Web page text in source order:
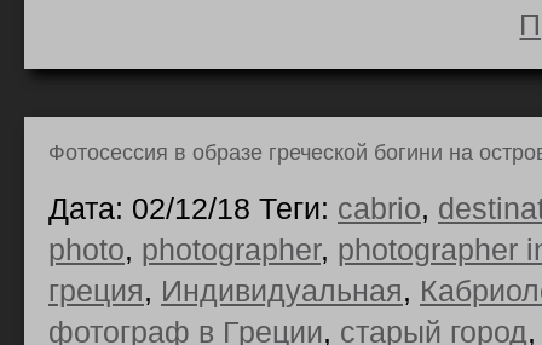
Фотосессия в образе греческой богини на
Дата: 02/12/18 Теги: cabrio,
photo, photographer, photographer
греция, Индивидуальная,
фотограф в Греции, старый город